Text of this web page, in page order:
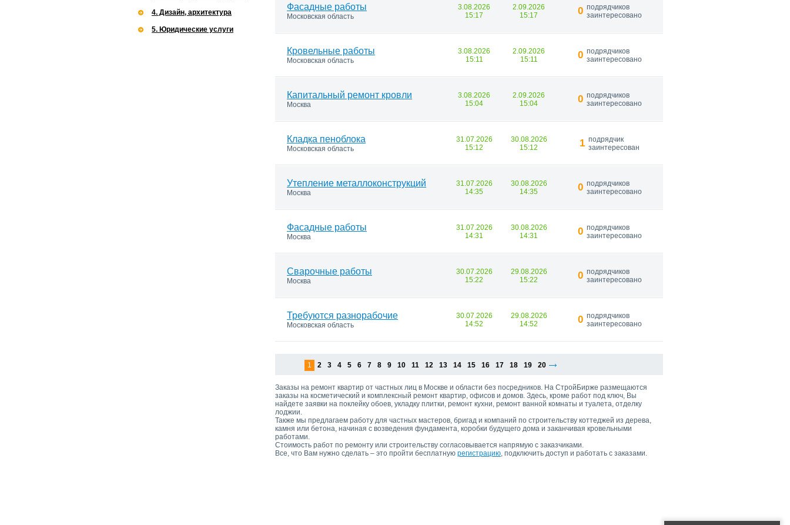
4. Дизайн, архитектура
5. Юридические услуги
Фасадные работы
Московская область
3.08.2026
15:17
2.09.2026
15:17
0 подрядчиков
заинтересовано
Кровельные работы
Московская область
3.08.2026
15:11
2.09.2026
15:11
0 подрядчиков
заинтересовано
Капитальный ремонт кровли
Москва
3.08.2026
15:04
2.09.2026
15:04
0 подрядчиков
заинтересовано
Кладка пеноблока
Московская область
31.07.2026
15:12
30.08.2026
15:12
1 подрядчик
заинтересован
Утепление металлоконструкций
Москва
31.07.2026
14:35
30.08.2026
14:35
0 подрядчиков
заинтересовано
Фасадные работы
Москва
31.07.2026
14:31
30.08.2026
14:31
0 подрядчиков
заинтересовано
Сварочные работы
Москва
30.07.2026
15:22
29.08.2026
15:22
0 подрядчиков
заинтересовано
Требуются разнорабочие
Московская область
30.07.2026
14:52
29.08.2026
14:52
0 подрядчиков
заинтересовано
1 2 3 4 5 6 7 8 9 10 11 12 13 14 15 16 17 18 19 20
Заказы на ремонт квартир от частных лиц в Москве и области без посредников. На СтройБирже размещаются
заказы на косметический и комплексный ремонт квартир, офисов и домов. Здесь, кроме работ под ключ, Вы
найдете заявки на поклейку обоев, укладку плитки, ремонт кухни, ремонт ванной комнаты и туалета, отделку
лоджии.
Также мы предлагаем работу для частных мастеров, бригад и компаний по строительству коттеджей из дерева,
камня или бетона, начиная с возведения фундамента, коробки будущего дома и заканчивая кровельными
работами.
Стоимость работ по ремонту или строительству согласовывается напрямую с заказчиками.
Все, что Вам нужно сделать – это пройти бесплатную регистрацию, подключить доступ и работать с заказами.